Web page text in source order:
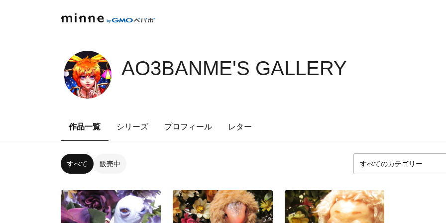
AO3BANME'S GALLERY
作品一覧 シリーズ プロフィール レター
すべて 販売中